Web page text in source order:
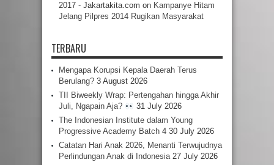
2017 - Jakartakita.com on Kampanye Hitam
Jelang Pilpres 2014 Rugikan Masyarakat
TERBARU
Mengapa Korupsi Kepala Daerah Terus
Berulang? 3 August 2026
TII Biweekly Wrap: Pertengahan hingga Akhir
Juli, Ngapain Aja?
31 July 2026
The Indonesian Institute dalam Young
Progressive Academy Batch 4 30 July 2026
Catatan Hari Anak 2026, Menanti Terwujudnya
Perlindungan Anak di Indonesia 27 July 2026